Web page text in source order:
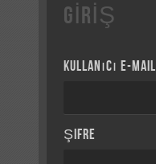
GİRİŞ
Kullanıcı e-mail
Şifre